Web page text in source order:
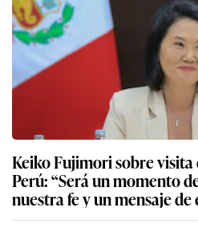
Keiko Fujimori sobre visita
Perú: “Será un momento
nuestra fe y un mensaje de